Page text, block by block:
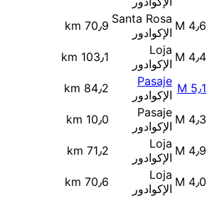
M 4٫6 Santa Rosa
الإكوادور
70٫9 km
M 4٫4 Loja
الإكوادور
103٫1 km
M 5٫1 Pasaje
الإكوادور
84٫2 km
M 4٫3 Pasaje
الإكوادور
10٫0 km
M 4٫9 Loja
الإكوادور
71٫2 km
M 4٫0 Loja
الإكوادور
70٫6 km